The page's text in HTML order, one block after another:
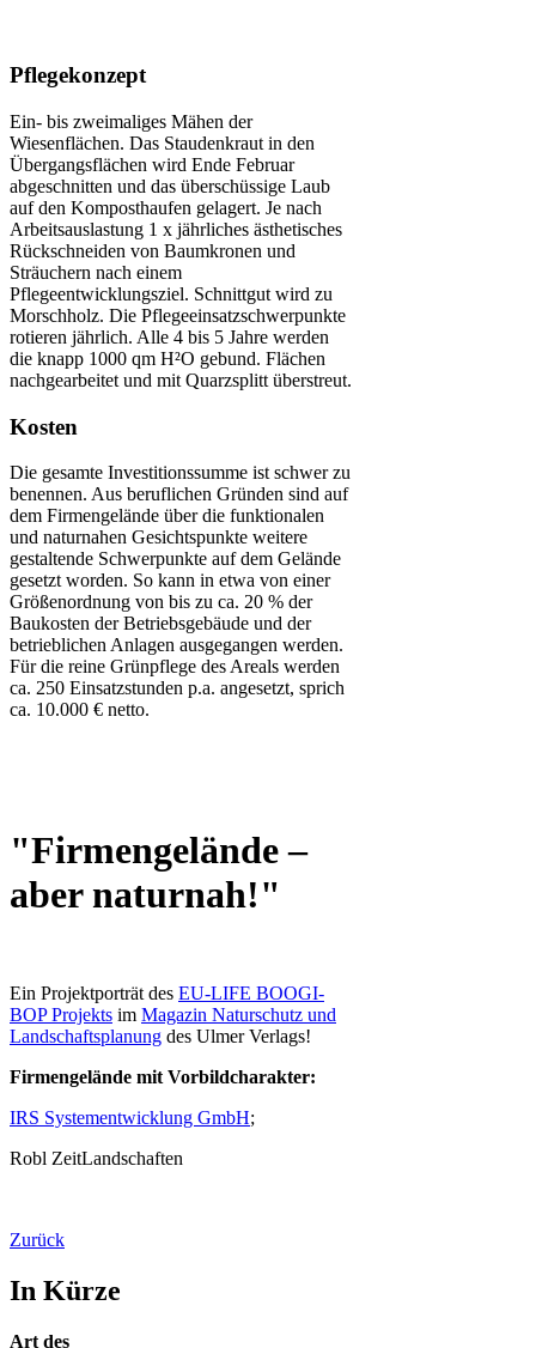
Pflegekonzept
Ein- bis zweimaliges Mähen der
Wiesenflächen. Das Staudenkraut in den
Übergangsflächen wird Ende Februar
abgeschnitten und das überschüssige Laub
auf den Komposthaufen gelagert. Je nach
Arbeitsauslastung 1 x jährliches ästhetisches
Rückschneiden von Baumkronen und
Sträuchern nach einem
Pflegeentwicklungsziel. Schnittgut wird zu
Morschholz. Die Pflegeeinsatzschwerpunkte
rotieren jährlich. Alle 4 bis 5 Jahre werden
die knapp 1000 qm H²O gebund. Flächen
nachgearbeitet und mit Quarzsplitt überstreut.
Kosten
Die gesamte Investitionssumme ist schwer zu
benennen. Aus beruflichen Gründen sind auf
dem Firmengelände über die funktionalen
und naturnahen Gesichtspunkte weitere
gestaltende Schwerpunkte auf dem Gelände
gesetzt worden. So kann in etwa von einer
Größenordnung von bis zu ca. 20 % der
Baukosten der Betriebsgebäude und der
betrieblichen Anlagen ausgegangen werden.
Für die reine Grünpflege des Areals werden
ca. 250 Einsatzstunden p.a. angesetzt, sprich
ca. 10.000 € netto.
"Firmengelände –
aber naturnah!"
Ein Projektporträt des EU-LIFE BOOGI-
BOP Projekts im Magazin Naturschutz und
Landschaftsplanung des Ulmer Verlags!
Firmengelände mit Vorbildcharakter:
IRS Systementwicklung GmbH;
Robl ZeitLandschaften
Zurück
In Kürze
Art des